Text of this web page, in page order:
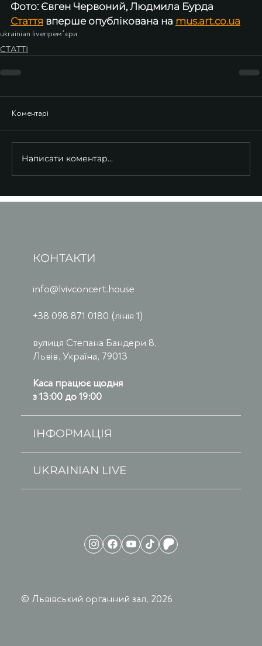
Фото: Євген Червоний, Людмила Бурда
Стаття вперше опублікована на mus.art.co.ua
ukrainian liveпремʼєри
СТАТТІ
Коментарі
Написати коментар...
© Львівський органний зал, 2026
КОНТАКТИ
info@lvivconcert.house
+38 098 871 0180 (лінія 1)
вулиця Степана Бандери 8,
Львів, Україна, 79013
Каса працює щодня
з 13:00 до 19:00
ІНФОРМАЦІЯ
UKRAINIAN LIVE